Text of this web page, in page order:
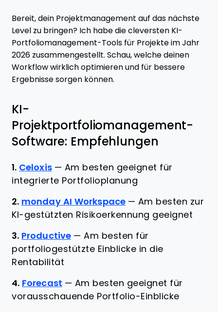
Bereit, dein Projektmanagement auf das nächste
Level zu bringen? Ich habe die cleversten KI-
Portfoliomanagement-Tools für Projekte im Jahr
2026 zusammengestellt. Schau, welche deinen
Workflow wirklich optimieren und für bessere
Ergebnisse sorgen können.
KI-
Projektportfoliomanagement-
Software: Empfehlungen
1. Celoxis — Am besten geeignet für
integrierte Portfolioplanung
2. monday AI Workspace — Am besten zur
KI-gestützten Risikoerkennung geeignet
3. Productive — Am besten für
portfoliogestützte Einblicke in die
Rentabilität
4. Forecast — Am besten geeignet für
vorausschauende Portfolio-Einblicke